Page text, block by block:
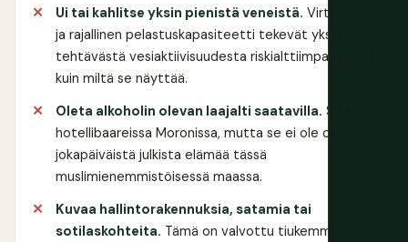
Ui tai kahlitse yksin pienistä veneistä. Virtaukset
ja rajallinen pelastuskapasiteetti tekevät yksin
tehtävästä vesiaktiivisuudesta riskialttiimpaa täällä
kuin miltä se näyttää.
Oleta alkoholin olevan laajalti saatavilla. Sitä on
hotellibaareissa Moronissa, mutta se ei ole osa
jokapäiväistä julkista elämää tässä
muslimienemmistöisessä maassa.
Kuvaa hallintorakennuksia, satamia tai
sotilaskohteita. Tämä on valvottu tiukemmin kuin